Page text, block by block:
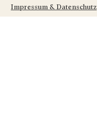
Impressum & Datenschutz